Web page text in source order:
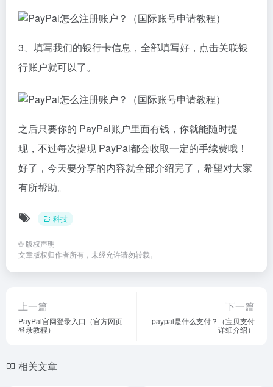
3、填写我们的银行卡信息，全部填写好，点击关联银
行账户就可以了。
之后只要你的 PayPal账户里面有钱，你就能随时提
现，不过每次提现 PayPal都会收取一定的手续费哦！
好了，今天要分享的内容就全部介绍完了，希望对大家
有所帮助。
科技
© 版权声明
文章版权归作者所有，未经允许请勿转载。
上一篇
PayPal官网登录入口（官方网页
登录教程）
下一篇
paypal是什么支付？（宝贝支付
详细介绍）
相关文章